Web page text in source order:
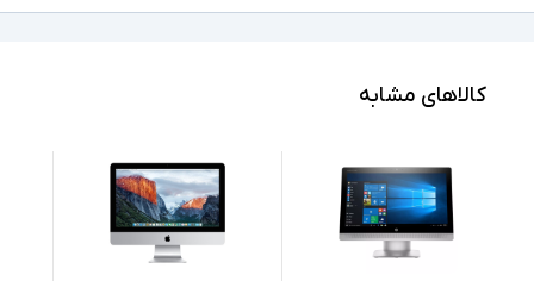
نسل پردازنده Intel نسل 9
8GB
کالاهای مشابه